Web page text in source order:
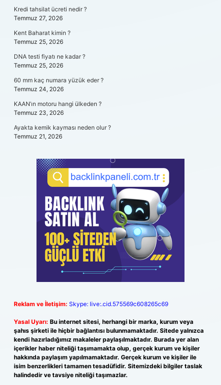
Kredi tahsilat ücreti nedir ?
Temmuz 27, 2026
Kent Baharat kimin ?
Temmuz 25, 2026
DNA testi fiyatı ne kadar ?
Temmuz 25, 2026
60 mm kaç numara yüzük eder ?
Temmuz 24, 2026
KAAN’ın motoru hangi ülkeden ?
Temmuz 23, 2026
Ayakta kemik kayması neden olur ?
Temmuz 21, 2026
Reklam ve İletişim: Skype: live:.cid.575569c608265c69
Yasal Uyarı: Bu internet sitesi, herhangi bir marka, kurum veya
şahıs şirketi ile hiçbir bağlantısı bulunmamaktadır. Sitede yalnızca
kendi hazırladığımız makaleler paylaşılmaktadır. Burada yer alan
içerikler haber niteliği taşımamakta olup, gerçek kurum ve kişiler
hakkında paylaşım yapılmamaktadır. Gerçek kurum ve kişiler ile
isim benzerlikleri tamamen tesadüfidir. Sitemizdeki bilgiler taslak
halindedir ve tavsiye niteliği taşımazlar.